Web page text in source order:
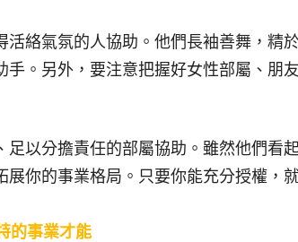
活絡氣氛的人協助。他們長袖善舞，精
手。另外，要注意把握好女性部屬、朋
足以分擔責任的部屬協助。雖然他們看
展你的事業格局。只要你能充分授權，
的事業才能